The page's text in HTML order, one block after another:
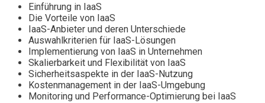
Einführung in IaaS
Die Vorteile von IaaS
IaaS-Anbieter und deren Unterschiede
Auswahlkriterien für IaaS-Lösungen
Implementierung von IaaS in Unternehmen
Skalierbarkeit und Flexibilität von IaaS
Sicherheitsaspekte in der IaaS-Nutzung
Kostenmanagement in der IaaS-Umgebung
Monitoring und Performance-Optimierung bei IaaS